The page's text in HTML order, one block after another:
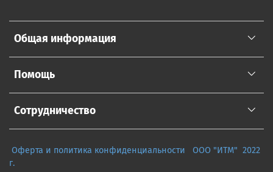
Общая информация
Помощь
Сотрудничество
Оферта и политика конфиденциальности
ООО "ИТМ" 2022
г.